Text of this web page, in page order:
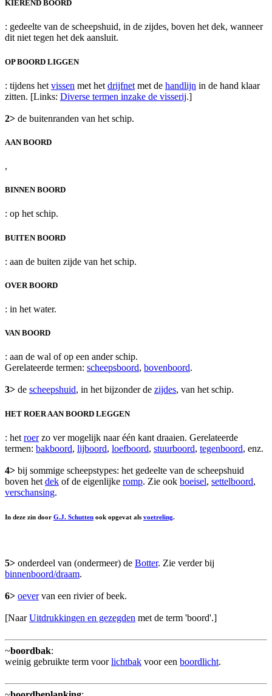
KIEREND BOORD
: gedeelte van de scheepshuid, in de zijdes, boven het dek, wanneer
dit niet tegen het dek aansluit.
OP BOORD LIGGEN
: tijdens het vissen met het drijfnet met de handlijn in de hand klaar
zitten. [Links: Diverse termen inzake de visserij.]
2> de buitenranden van het schip.
AAN BOORD
,
BINNEN BOORD
: op het schip.
BUITEN BOORD
: aan de buiten zijde van het schip.
OVER BOORD
: in het water.
VAN BOORD
: aan de wal of op een ander schip.
Gerelateerde termen: scheepsboord, bovenboord.
3> de scheepshuid, in het bijzonder de zijdes, van het schip.
HET ROER AAN BOORD LEGGEN
: het roerzo ver mogelijk naar één kant draaien. Gerelateerde
termen: bakboord, lijboord, loefboord, stuurboord, tegenboord, enz.
4> bij sommige scheepstypes: het gedeelte van de scheepshuid
boven het dek of de eigenlijke romp. Zie ook boeisel, settelboord,
verschansing.
In deze zin door G.J. Schutten ook opgevat als voetreling.
5> onderdeel van (ondermeer) de Botter. Zie verder bij
binnenboord/draam.
6> oevervan een rivier of beek.
[NaarUitdrukkingen en gezegden met de term 'boord'.]
~boordbak:
weinig gebruikte term voorlichtbak voor een boordlicht.